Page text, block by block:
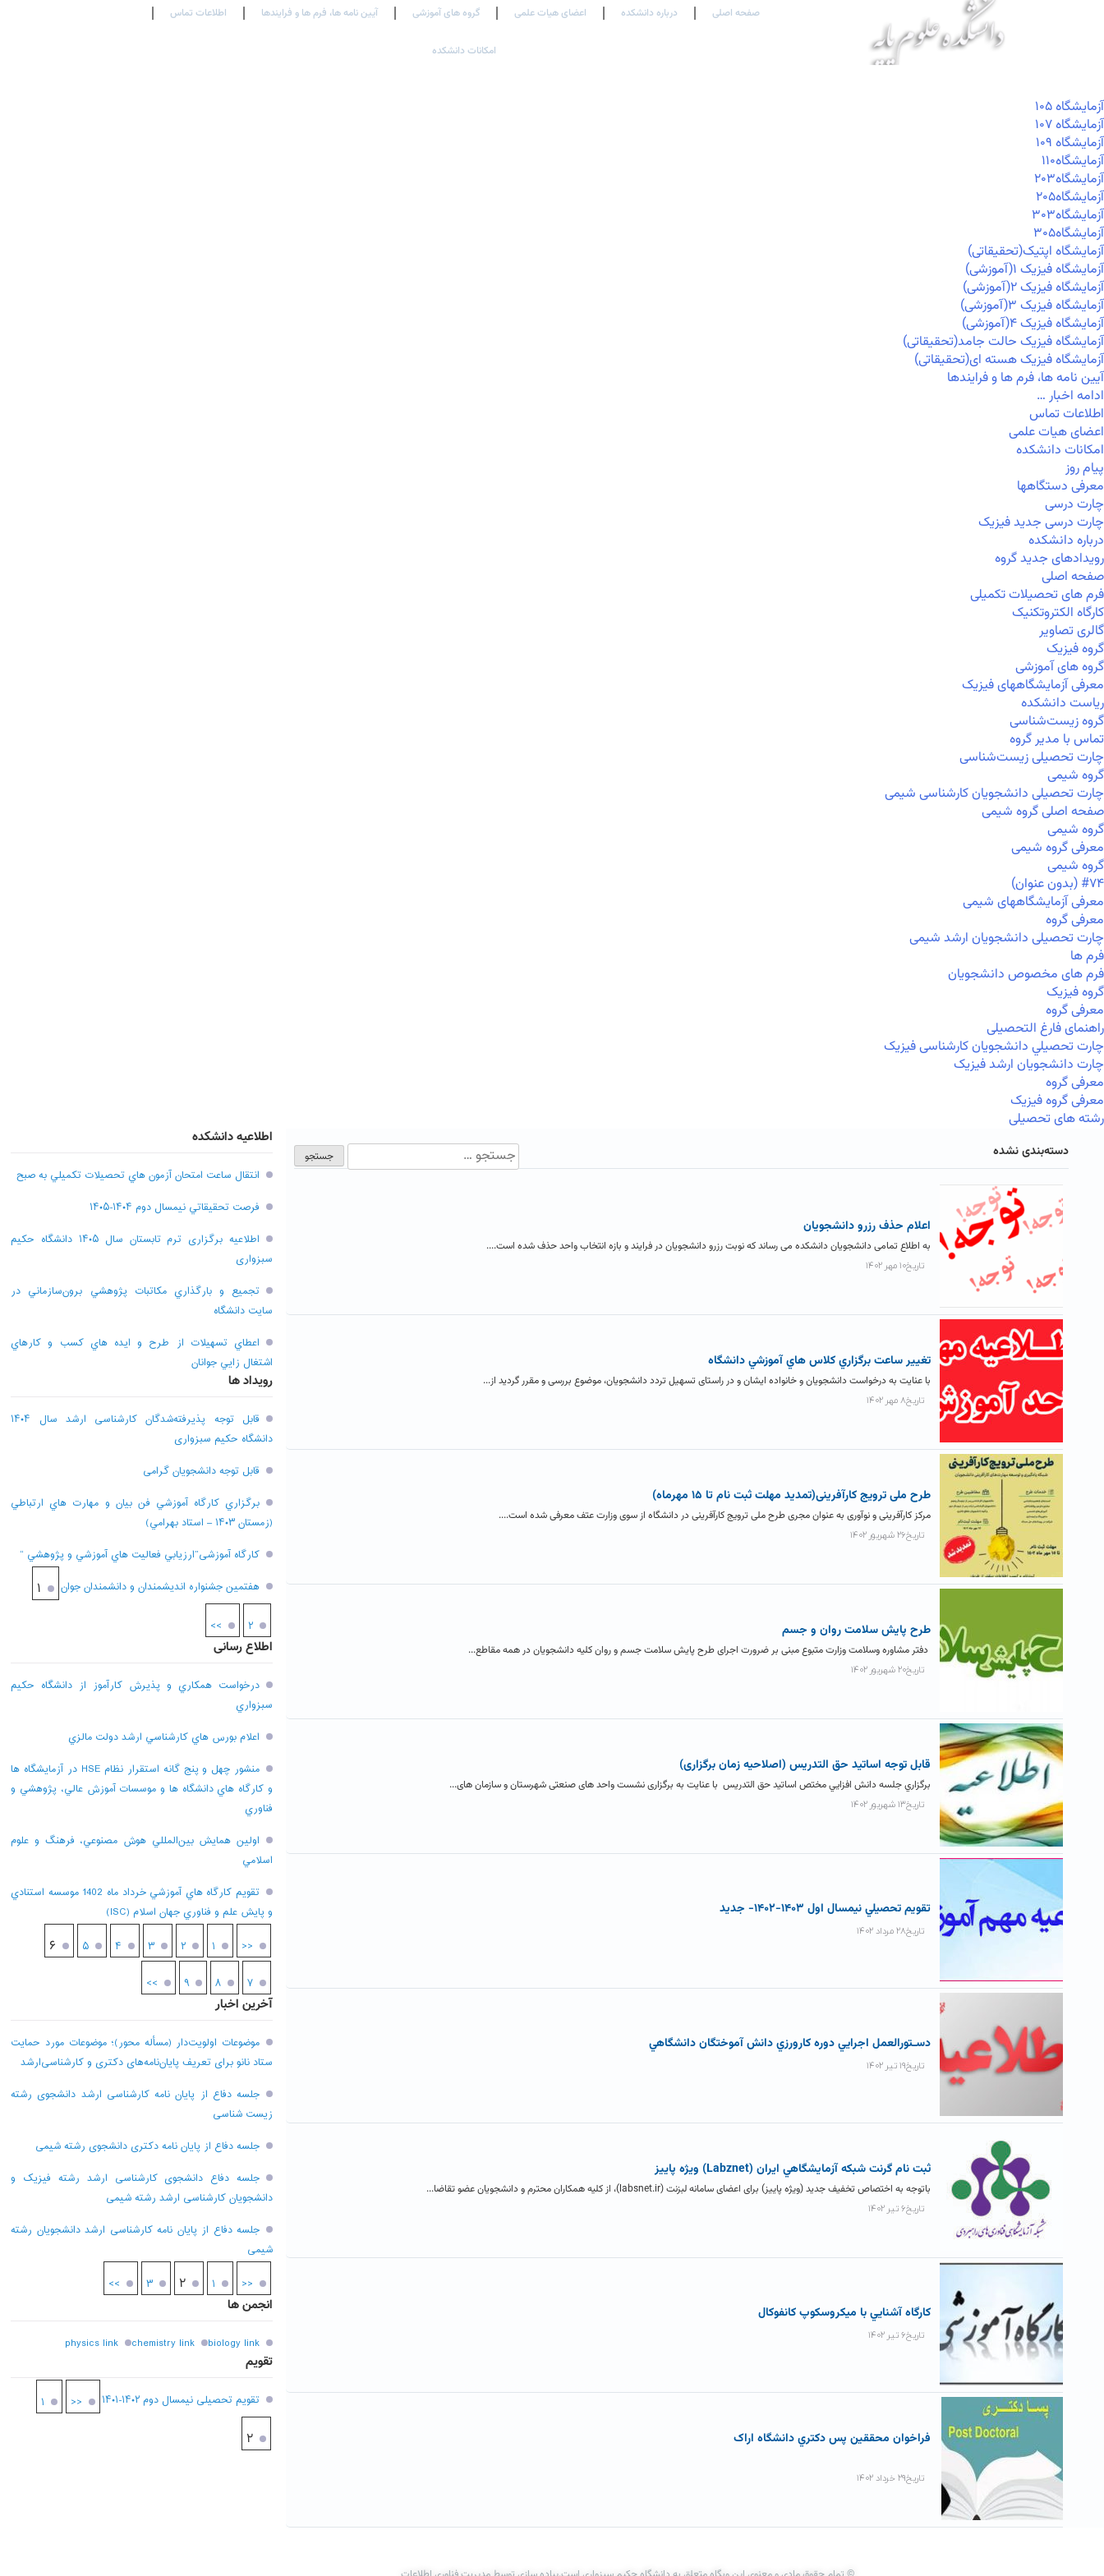
صفحه اصلی درباره دانشکده اعضای هیات علمی گروه های آموزشی آیین نامه ها، فرم ها و فرایندها اطلاعات تماس
امکانات دانشکده
آزمايشگاه ۱۰۵
آزمايشگاه ۱۰۷
آزمايشگاه ۱۰۹
آزمايشگاه۱۱۰
آزمايشگاه۲۰۳
آزمايشگاه۲۰۵
آزمايشگاه۳۰۳
آزمايشگاه۳۰۵
آزمایشگاه اپتیک(تحقیقاتی)
آزمایشگاه فیزیک ۱(آموزشی)
آزمایشگاه فیزیک ۲(آموزشی)
آزمایشگاه فیزیک ۳(آموزشی)
آزمایشگاه فیزیک ۴(آموزشی)
آزمایشگاه فیزیک حالت جامد(تحقیقاتی)
آزمایشگاه فیزیک هسته ای(تحقیقاتی)
آیین نامه ها، فرم ها و فرایندها
ادامه اخبار …
اطلاعات تماس
اعضای هیات علمی
امکانات دانشکده
پیام روز
معرفی دستگاهها
چارت درسی
چارت درسی جدید فیزیک
درباره دانشکده
رویدادهای جدید گروه
صفحه اصلی
فرم های تحصیلات تکمیلی
کارگاه الکتروتکنیک
گالری تصاویر
گروه فیزیک
گروه های آموزشی
معرفی آزمایشگاههای فیزیک
ریاست دانشکده
گروه زیست‌شناسی
تماس با مدیر گروه
چارت تحصیلی زیست‌شناسی
گروه شیمی
چارت تحصیلی دانشجویان کارشناسی شیمی
صفحه اصلی گروه شیمی
گروه شیمی
معرفی گروه شیمی
گروه شیمی
#۷۴ (بدون عنوان)
معرفی آزمایشگاههای شیمی
معرفی گروه
چارت تحصیلی دانشجویان ارشد شیمی
فرم ها
فرم های مخصوص دانشجویان
گروه فیزیک
معرفی گروه
راهنمای فارغ التحصیلی
چارت تحصيلي دانشجویان کارشناسی فیزیک
چارت دانشجویان ارشد فیزیک
معرفی گروه
معرفی گروه فیزیک
رشته های تحصیلی
دسته‌بندی نشده
اعلام حذف رزرو دانشجويان
به اطلاع تمامی دانشجویان دانشکده می رساند که نوبت رزرو دانشجویان در فرایند و بازه انتخاب واحد حذف شده است....
تاریخ۱۰ مهر ۱۴۰۲
تغيير ساعت برگزاري کلاس هاي آموزشي دانشگاه
با عنایت به درخواست دانشجویان و خانواده ایشان و در راستای تسهیل تردد دانشجویان، موضوع بررسی و مقرر گردید از...
تاریخ۸ مهر ۱۴۰۲
طرح ملی ترویج کارآفرینی(تمدید مهلت ثبت نام تا ۱۵ مهرماه)
مرکز کارآفرینی و نوآوری به عنوان مجری طرح ملی ترویج کارآفرینی در دانشگاه از سوی وزارت عتف معرفی شده است....
تاریخ۲۶ شهریور ۱۴۰۲
طرح پايش سلامت روان و جسم
دفتر مشاوره وسلامت وزارت متبوع مبنی بر ضرورت اجرای طرح پایش سلامت جسم و روان کلیه دانشجویان در همه مقاطع...
تاریخ۲۰ شهریور ۱۴۰۲
قابل توجه اساتید حق التدریس (اصلاحیه زمان برگزاری)
برگزاري جلسه دانش افزايي مختص اساتيد حق التدريس با عنایت به برگزاری نشست واحد های صنعتی شهرستان و سازمان های...
تاریخ۱۳ شهریور ۱۴۰۲
تقويم تحصيلي نيمسال اول ۱۴۰۳-۱۴۰۲- جديد
تاریخ۲۸ مرداد ۱۴۰۲
دسـتورالعمل اجرايي دوره کارورزي دانش آموختگان دانشگاهي
تاریخ۱۹ تیر ۱۴۰۲
ثبت نام گرنت شبکه آزمايشگاهي ايران (Labznet) ویژه پاییز
باتوجه به اختصاص تخفیف جدید (ویژه پاییز) برای اعضای سامانه لبزنت (labsnet.ir)، از کلیه همکاران محترم و دانشجویان عضو تقاضا...
تاریخ۶ تیر ۱۴۰۲
کارگاه آشنايي با ميکروسکوپ کانفوکال
تاریخ۶ تیر ۱۴۰۲
فراخوان محققين پس دکتري دانشگاه اراک
تاریخ۲۹ خرداد ۱۴۰۲
اطلاعیه دانشکده
انتقال ساعت امتحان آزمون هاي تحصيلات تکميلي به صبح
فرصت تحقيقاتي نیمسال دوم ۱۴۰۴-۱۴۰۵
اطلاعیه برگزاری ترم تابستان سال ۱۴۰۵ دانشگاه حکیم
سبزواری
تجميع و بارگذاري مکاتبات پژوهشي برون‌سازماني در
سايت دانشگاه
اعطاي تسهيلات از طرح و ايده هاي کسب و کارهاي
اشتغال زايي جوانان
رویداد ها
قابل توجه پذیرفته‌شدگان کارشناسی ارشد سال ۱۴۰۴
دانشگاه حکیم سبزواری
قابل توجه دانشجویان گرامی
برگزاري کارگاه آموزشي فن بيان و مهارت هاي ارتباطي
(زمستان ۱۴۰۳ – استاد بهرامي)
کارگاه آموزشی”ارزيابي فعاليت هاي آموزشي و پژوهشي “
هفتمين جشنواره انديشمندان و دانشمندان جوان
۱
۲ >>
اطلاع رسانی
درخواست همکاري و پذيرش کارآموز از دانشگاه حکيم
سبزواري
اعلام بورس هاي کارشناسي ارشد دولت مالزي
منشور چهل و پنج گانه استقرار نظام HSE در آزمايشگاه ها
و کارگاه هاي دانشگاه ها و موسسات آموزش عالي، پژوهشي و
فناوري
اولين همايش بين‌المللي هوش مصنوعي، فرهنگ و علوم
اسلامي
تقويم کارگاه هاي آموزشي خرداد ماه 1402 موسسه استنادي
و پايش علم و فناوري جهان اسلام (ISC)
<< ۱ ۲ ۳ ۴ ۵ ۶
۷ ۸ ۹ >>
آخرین اخبار
موضوعات اولویت‌دار (مسأله محور)؛ موضوعات مورد حمایت
ستاد نانو برای تعریف پایان‌نامه‌های دکتری و کارشناسی‌ارشد
جلسه دفاع از پایان نامه کارشناسی ارشد دانشجوی رشته
زیست شناسی
جلسه دفاع از پایان نامه دکتری دانشجوی رشته شیمی
جلسه دفاع دانشجوی کارشناسی ارشد رشته فیزیک و
دانشجویان کارشناسی ارشد رشته شیمی
جلسه دفاع از پایان نامه کارشناسی ارشد دانشجویان رشته
شیمی
<< ۱ ۲ ۳ >>
انجمن ها
biology link
chemistry link
physics link
تقویم
تقویم تحصیلی نیمسال دوم ۱۴۰۲-۱۴۰۱ << ۱
۲